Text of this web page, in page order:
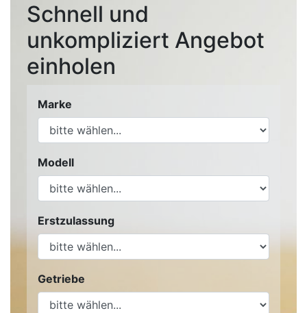
Schnell und
unkompliziert Angebot
einholen
Marke
Modell
Erstzulassung
Getriebe